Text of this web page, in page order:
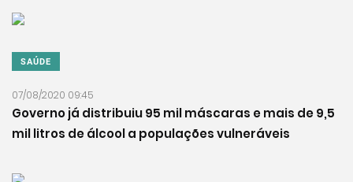
SAÚDE
07/08/2020 09:45
Governo já distribuiu 95 mil máscaras e mais de 9,5
mil litros de álcool a populações vulneráveis